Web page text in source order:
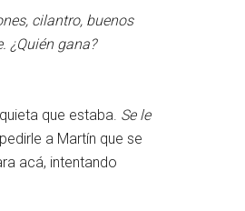
cilantro, buenos
¿Quién gana?
que estaba. Se le
a Martín que se
acá, intentando